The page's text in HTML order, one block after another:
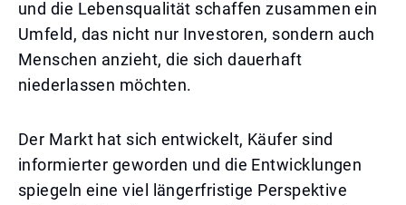
und die Lebensqualität schaffen zusammen ein
Umfeld, das nicht nur Investoren, sondern auch
Menschen anzieht, die sich dauerhaft
niederlassen möchten.
Der Markt hat sich entwickelt, Käufer sind
informierter geworden und die Entwicklungen
spiegeln eine viel längerfristige Perspektive